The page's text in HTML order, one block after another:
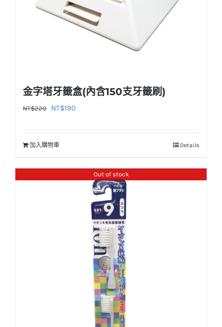
金字塔牙籤盒(內含150支牙籤刷)
NT$220
原
格：
NT$190
加入購物車 Details
Out of stock